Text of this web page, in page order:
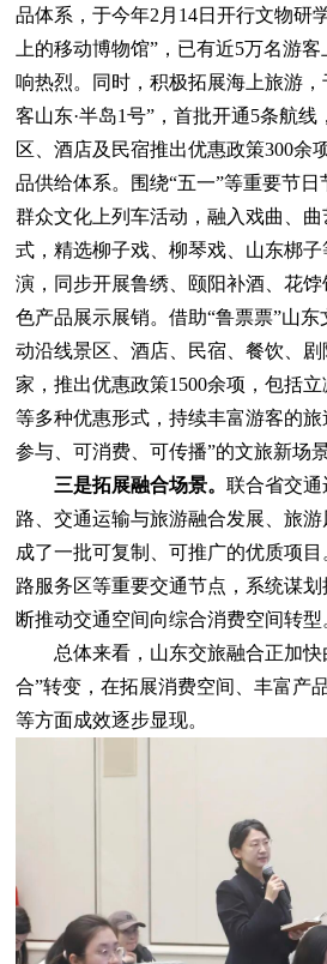
品体系，于今年2月14日开行文物研
上的移动博物馆”，已有近5万名游
响热烈。同时，积极拓展海上旅游
客山东·半岛1号”，首批开通5条航线
区、酒店及民宿推出优惠政策300余
品供给体系。围绕“五一”等重要节
群众文化上列车活动，融入戏曲、
式，精选柳子戏、柳琴戏、山东梆
演，同步开展鲁绣、颐阳补酒、花
色产品展示展销。借助“鲁票票”山
动沿线景区、酒店、民宿、餐饮、剧
家，推出优惠政策1500余项，包括
等多种优惠形式，持续丰富游客的
参与、可消费、可传播”的文旅新场景
三是拓展融合场景。联合省交
路、交通运输与旅游融合发展、旅
成了一批可复制、可推广的优质项
路服务区等重要交通节点，系统谋
断推动交通空间向综合消费空间转型
总体来看，山东交旅融合正加快
合”转变，在拓展消费空间、丰富产
等方面成效逐步显现。